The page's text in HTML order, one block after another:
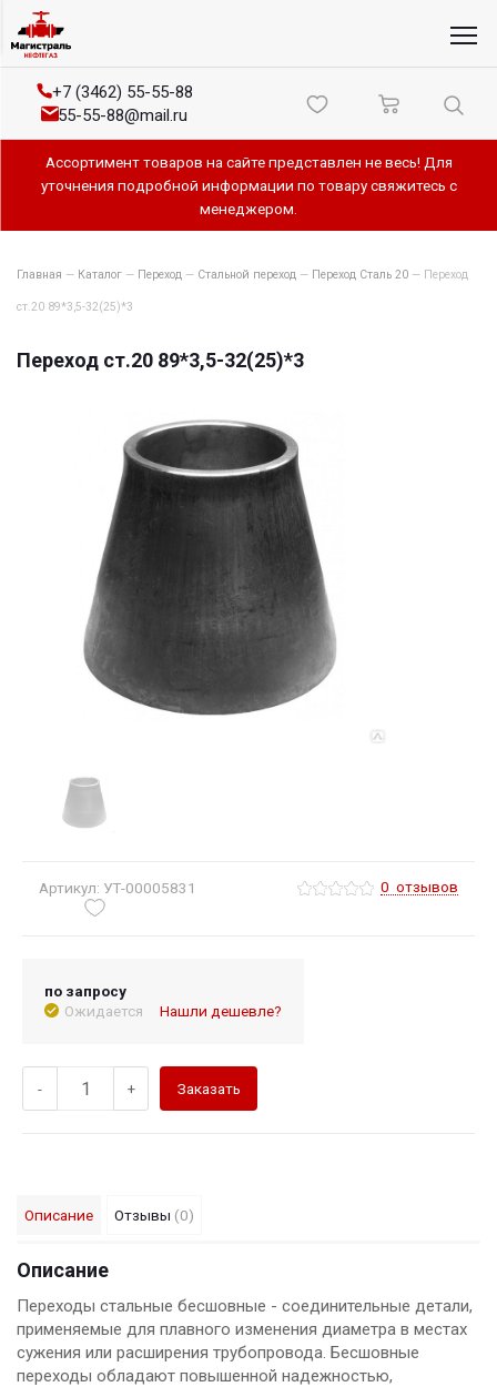
+7 (3462) 55-55-88
55-55-88@mail.ru
Ассортимент товаров на сайте представлен не весь! Для
уточнения подробной информации по товару свяжитесь с
менеджером.
Главная — Каталог — Переход — Стальной переход — Переход Сталь 20 — Переход
ст.20 89*3,5-32(25)*3
Переход ст.20 89*3,5-32(25)*3
Артикул: УТ-00005831 0 отзывов
по запросу
Ожидается
Нашли дешевле?
- + Заказать
Описание Отзывы (0)
Описание
Переходы стальные бесшовные - соединительные детали,
применяемые для плавного изменения диаметра в местах
сужения или расширения трубопровода. Бесшовные
переходы обладают повышенной надежностью,